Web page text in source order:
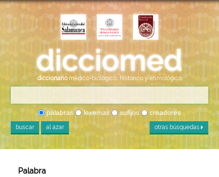
diccionario médico-biológico, histórico y etimológico
palabras lexemas sufijos creadores
buscar al azar otras búsquedas
Palabra